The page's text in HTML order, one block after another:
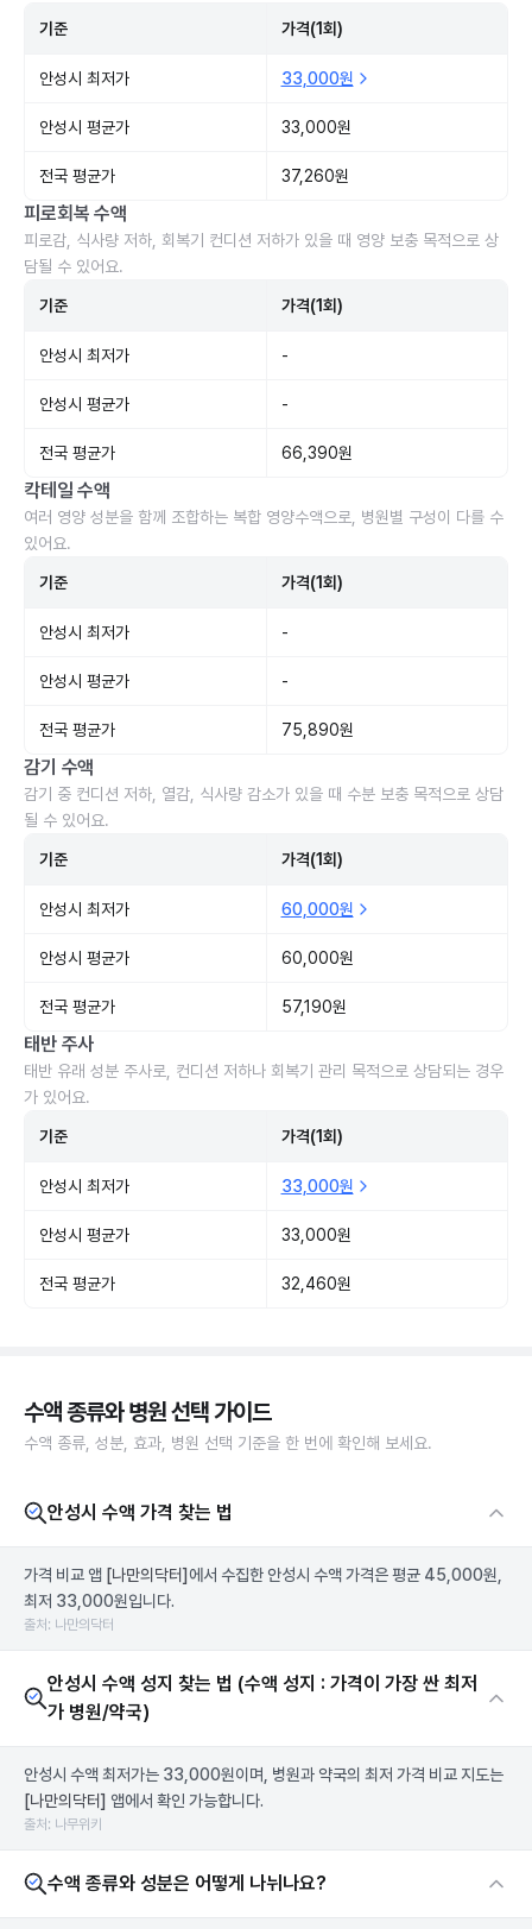
기준 가격(1회)
안성시 최저가 33,000원
안성시 평균가 33,000원
전국 평균가 37,260원
피로회복 수액
피로감, 식사량 저하, 회복기 컨디션 저하가 있을 때 영양 보충 목적으로 상
담될 수 있어요.
기준 가격(1회)
안성시 최저가 -
안성시 평균가 -
전국 평균가 66,390원
칵테일 수액
여러 영양 성분을 함께 조합하는 복합 영양수액으로, 병원별 구성이 다를 수
있어요.
기준 가격(1회)
안성시 최저가 -
안성시 평균가 -
전국 평균가 75,890원
감기 수액
감기 중 컨디션 저하, 열감, 식사량 감소가 있을 때 수분 보충 목적으로 상담
될 수 있어요.
기준 가격(1회)
안성시 최저가 60,000원
안성시 평균가 60,000원
전국 평균가 57,190원
태반 주사
태반 유래 성분 주사로, 컨디션 저하나 회복기 관리 목적으로 상담되는 경우
가 있어요.
기준 가격(1회)
안성시 최저가 33,000원
안성시 평균가 33,000원
전국 평균가 32,460원
수액 종류와 병원 선택 가이드
수액 종류, 성분, 효과, 병원 선택 기준을 한 번에 확인해 보세요.
안성시 수액 가격 찾는 법
가격 비교 앱 [나만의닥터] 에서 수집한 안성시 수액 가격은 평균 45,000원,
최저 33,000원입니다.
출처: 나만의닥터
안성시 수액 성지 찾는 법 (수액 성지 : 가격이 가장 싼 최저
가 병원/약국)
안성시 수액 최저가는 33,000원이며, 병원과 약국의 최저 가격 비교 지도는
[나만의닥터] 앱에서 확인 가능합니다.
출처: 나무위키
수액 종류와 성분은 어떻게 나뉘나요?